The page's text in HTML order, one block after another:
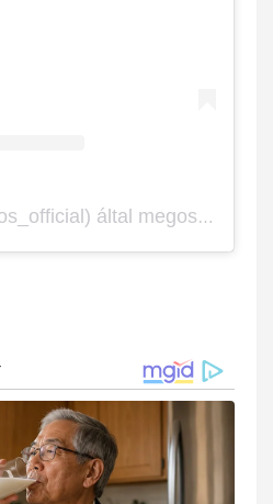
Ákos official (@akos_official) által megosztott bejegyzés